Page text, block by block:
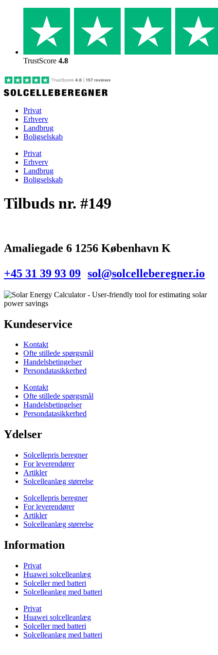
TrustScore 4.8
Privat
Erhverv
Landbrug
Boligselskab
Privat
Erhverv
Landbrug
Boligselskab
Tilbuds nr. #149
Amaliegade 6 1256 København K
+45 31 39 93 09 sol@solcelleberegner.io
Kundeservice
Kontakt
Ofte stillede spørgsmål
Handelsbetingelser
Persondatasikkerhed
Kontakt
Ofte stillede spørgsmål
Handelsbetingelser
Persondatasikkerhed
Ydelser
Solcellepris beregner
For leverendører
Artikler
Solcelleanlæg størrelse
Solcellepris beregner
For leverendører
Artikler
Solcelleanlæg størrelse
Information
Privat
Huawei solcelleanlæg
Solceller med batteri
Solcelleanlæg med batteri
Privat
Huawei solcelleanlæg
Solceller med batteri
Solcelleanlæg med batteri